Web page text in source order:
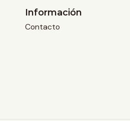
Información
Contacto